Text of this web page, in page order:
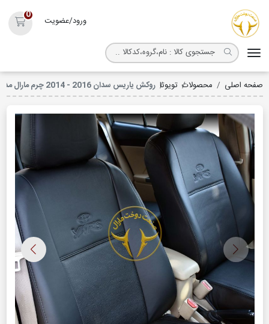
ورود/عضویت
0
صفحه اصلی محصولات تویوتا روکش یاریس سدان 2016 - 2014 چرم مارال مدل پرایم کد 3011